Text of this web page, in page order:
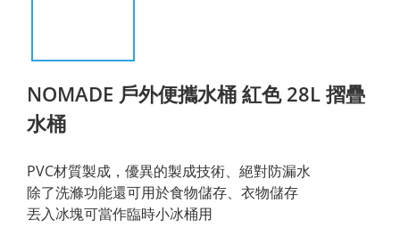
NOMADE 戶外便攜水桶 紅色 28L 摺疊
水桶
PVC材質製成，優異的製成技術、絕對防漏水
除了洗滌功能還可用於食物儲存、衣物儲存
丟入冰塊可當作臨時小冰桶用